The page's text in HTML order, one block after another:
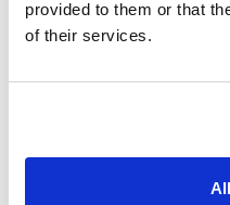
provided to them or that
of their services.